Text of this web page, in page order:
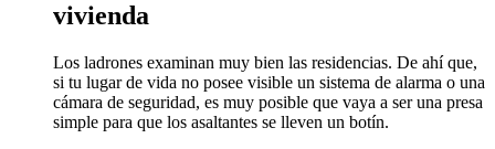
vivienda
Los ladrones examinan muy bien las residencias. De ahí que,
si tu lugar de vida no posee visible un sistema de alarma o una
cámara de seguridad, es muy posible que vaya a ser una presa
simple para que los asaltantes se lleven un botín.